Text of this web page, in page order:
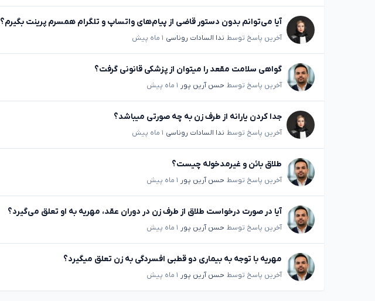
آیا می‌توانم بدون دستور قاضی از پیام‌های واتساپ و تلگرام همسرم پرینت بگیرم؟
آخرین پاسخ توسط ندا السادات روناسی ۱ ماه پیش
گواهی سلامت مقعد را میتوان از پزشکی قانونی گرفت؟
آخرین پاسخ توسط حسن آرین پور ۱ ماه پیش
جدا کردن یارانه از طرف زن به چه صورتی میباشد؟
آخرین پاسخ توسط ندا السادات روناسی ۱ ماه پیش
طلاق بائن و غیرمدخوله چیست؟
آخرین پاسخ توسط حسن آرین پور ۱ ماه پیش
آیا در صورت درخواست طلاق از طرف زن در دوران عقد، مهریه به او تعلق می‌گیرد؟
آخرین پاسخ توسط حسن آرین پور ۱ ماه پیش
مهریه با توجه به بیماری دو قطبی افسردگی به زن تعلق میگیرد؟
آخرین پاسخ توسط حسن آرین پور ۱ ماه پیش